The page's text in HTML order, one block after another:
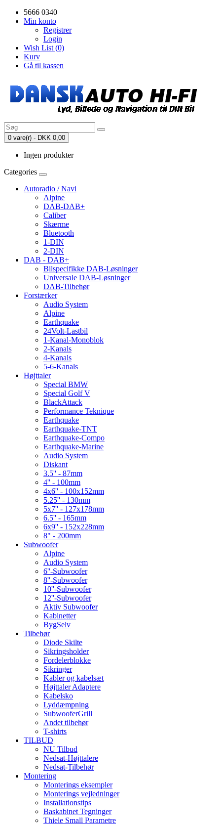
5666 0340
Min konto
Registrer
Login
Wish List (0)
Kurv
Gå til kassen
0 vare(r) - DKK 0,00
Ingen produkter
Categories
Autoradio / Navi
Alpine
DAB-DAB+
Caliber
Skærme
Bluetooth
1-DIN
2-DIN
DAB - DAB+
Bilspecifikke DAB-Løsninger
Universale DAB-Løsninger
DAB-Tilbehør
Forstærker
Audio System
Alpine
Earthquake
24Volt-Lastbil
1-Kanal-Monoblok
2-Kanals
4-Kanals
5-6-Kanals
Højttaler
Special BMW
Special Golf V
BlackAttack
Performance Teknique
Earthquake
Earthquake-TNT
Earthquake-Compo
Earthquake-Marine
Audio System
Diskant
3.5'' - 87mm
4'' - 100mm
4x6'' - 100x152mm
5.25'' - 130mm
5x7'' - 127x178mm
6.5'' - 165mm
6x9'' - 152x228mm
8" - 200mm
Subwoofer
Alpine
Audio System
6''-Subwoofer
8''-Subwoofer
10''-Subwoofer
12''-Subwoofer
Aktiv Subwoofer
Kabinetter
BygSelv
Tilbehør
Diode Skilte
Sikringsholder
Fordelerblokke
Sikringer
Kabler og kabelsæt
Højttaler Adaptere
Kabelsko
Lyddæmpning
SubwooferGrill
Andet tilbehør
T-shirts
TILBUD
NU Tilbud
Nedsat-Højttalere
Nedsat-Tilbehør
Montering
Monterings eksempler
Monterings vejledninger
Installationstips
Baskabinet Tegninger
Thiele Small Parametre